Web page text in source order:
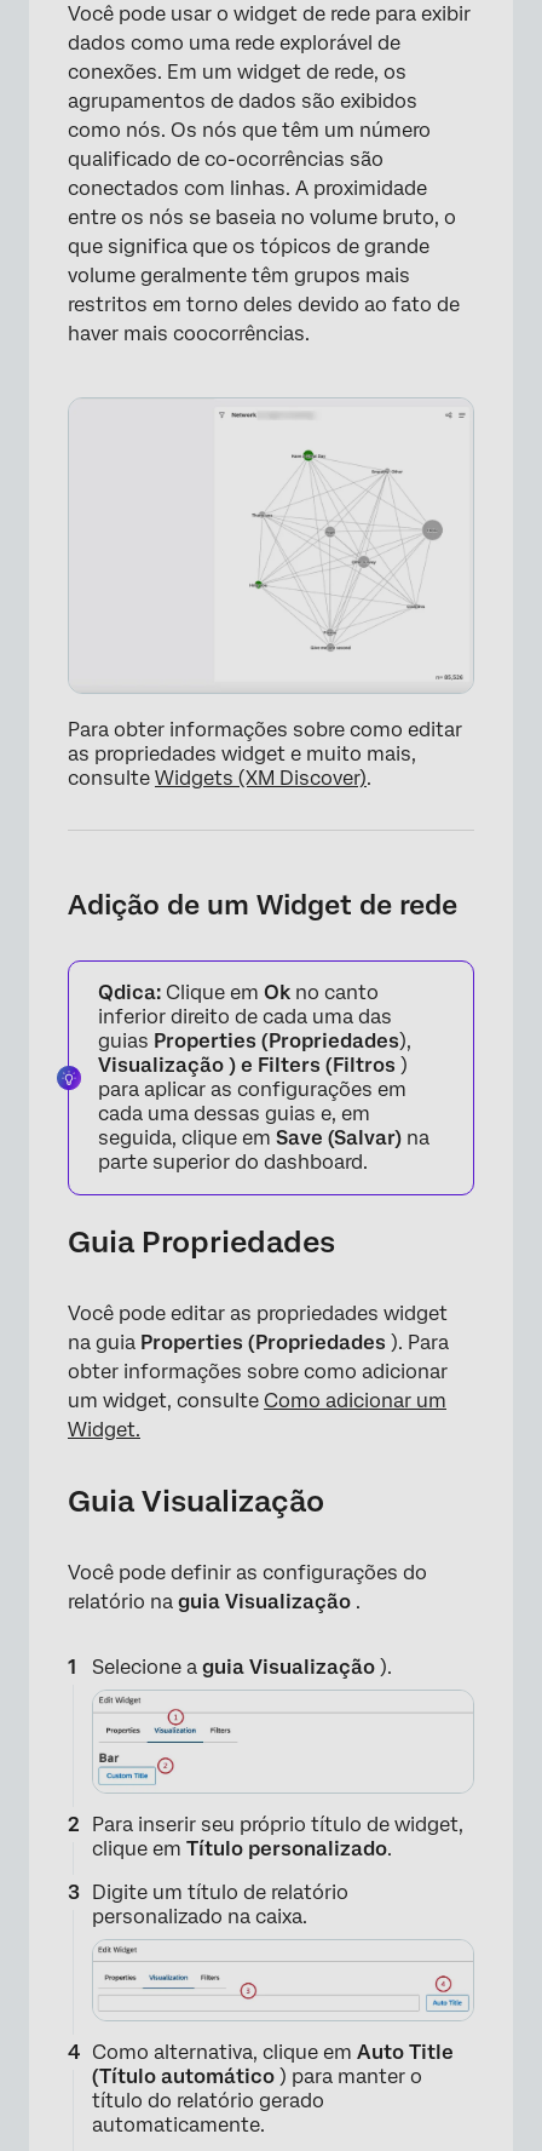
Você pode usar o widget de rede para exibir
dados como uma rede explorável de
conexões. Em um widget de rede, os
agrupamentos de dados são exibidos
como nós. Os nós que têm um número
qualificado de co-ocorrências são
conectados com linhas. A proximidade
entre os nós se baseia no volume bruto, o
que significa que os tópicos de grande
volume geralmente têm grupos mais
restritos em torno deles devido ao fato de
haver mais coocorrências.
Para obter informações sobre como editar
as propriedades widget e muito mais,
consulte Widgets (XM Discover).
Adição de um Widget de rede
Qdica: Clique em Ok no canto
inferior direito de cada uma das
guias Properties (Propriedades),
Visualização ) e Filters (Filtros )
para aplicar as configurações em
cada uma dessas guias e, em
seguida, clique em Save (Salvar) na
parte superior do dashboard.
Guia Propriedades
Você pode editar as propriedades widget
na guia Properties (Propriedades ). Para
obter informações sobre como adicionar
um widget, consulte Como adicionar um
Widget.
Guia Visualização
Você pode definir as configurações do
relatório na guia Visualização .
Selecione a guia Visualização ).
Para inserir seu próprio título de widget,
clique em Título personalizado.
Digite um título de relatório
personalizado na caixa.
Como alternativa, clique em Auto Title
(Título automático ) para manter o
título do relatório gerado
automaticamente.